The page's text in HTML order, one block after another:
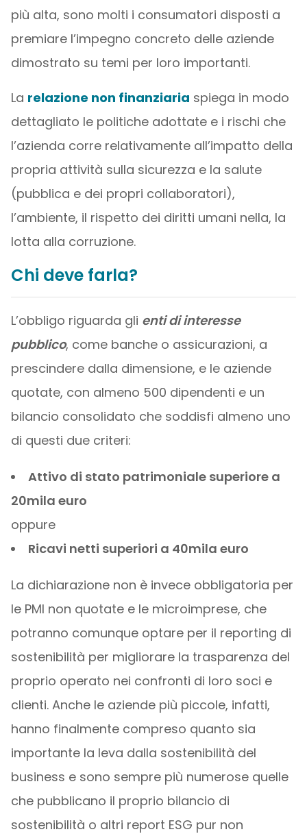
più alta, sono molti i consumatori disposti a
premiare l’impegno concreto delle aziende
dimostrato su temi per loro importanti.
La relazione non finanziaria spiega in modo
dettagliato le politiche adottate e i rischi che
l’azienda corre relativamente all’impatto della
propria attività sulla sicurezza e la salute
(pubblica e dei propri collaboratori),
l’ambiente, il rispetto dei diritti umani nella, la
lotta alla corruzione.
Chi deve farla?
L’obbligo riguarda gli enti di interesse
pubblico, come banche o assicurazioni, a
prescindere dalla dimensione, e le aziende
quotate, con almeno 500 dipendenti e un
bilancio consolidato che soddisfi almeno uno
di questi due criteri:
Attivo di stato patrimoniale superiore a
20mila euro
oppure
Ricavi netti superiori a 40mila euro
La dichiarazione non è invece obbligatoria per
le PMI non quotate e le microimprese, che
potranno comunque optare per il reporting di
sostenibilità per migliorare la trasparenza del
proprio operato nei confronti di loro soci e
clienti. Anche le aziende più piccole, infatti,
hanno finalmente compreso quanto sia
importante la leva dalla sostenibilità del
business e sono sempre più numerose quelle
che pubblicano il proprio bilancio di
sostenibilità o altri report ESG pur non